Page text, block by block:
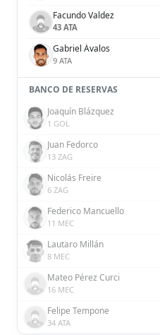
Facundo Valdez
43 ATA
Gabriel Ávalos
9 ATA
BANCO DE RESERVAS
Joaquín Blázquez
1 GOL
Juan Fedorco
13 ZAG
Nicolás Freire
6 ZAG
Federico Mancuello
11 MEC
Lautaro Millán
8 MEC
Mateo Pérez Curci
16 MEC
Felipe Tempone
34 ATA